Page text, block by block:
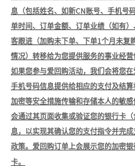
息（包括姓名、如新CN账号、手机号
单时间、订单金额、订单业绩（如有
客跟进（加购未下单、下单1个月未复
情况）转移给为您提供服务的事业经营
如果您参与爱回购活动，我们会将您
手机号码信息提供给相应的支付及结算
加密等安全措施传输和存储本人的敏感
会通过其页面收集或验证您的银行卡
息，以实现其确认您的支付指令并完
政策。 爱回购订单上会展示您的加密
卡。